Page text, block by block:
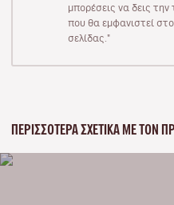
μπορέσεις να δεις την
που θα εμφανιστεί
σελίδας."
ΠΕΡΙΣΣΌΤΕΡΑ ΣΧΕΤΙΚΆ ΜΕ ΤΟΝ